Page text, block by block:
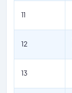
11
12
13